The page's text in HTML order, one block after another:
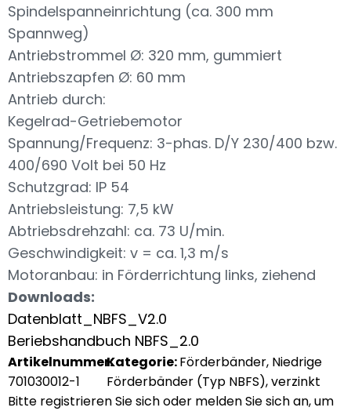
Spindelspanneinrichtung (ca. 300 mm
Spannweg)
Antriebstrommel Ø: 320 mm, gummiert
Antriebszapfen Ø: 60 mm
Antrieb durch:
Kegelrad-Getriebemotor
Spannung/Frequenz: 3-phas. D/Y 230/400 bzw.
400/690 Volt bei 50 Hz
Schutzgrad: IP 54
Antriebsleistung: 7,5 kW
Abtriebsdrehzahl: ca. 73 U/min.
Geschwindigkeit: v = ca. 1,3 m/s
Motoranbau: in Förderrichtung links, ziehend
Downloads:
Datenblatt_NBFS_V2.0
Beriebshandbuch NBFS_2.0
Artikelnummer:
701030012-1
Kategorie:Förderbänder, Niedrige
Förderbänder (Typ NBFS),verzinkt
Bitte registrieren Sie sich oder melden Sie sich an, um